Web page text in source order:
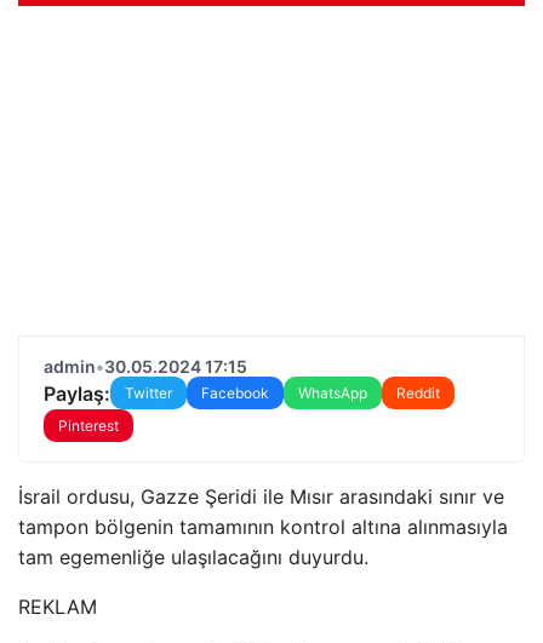
admin•30.05.2024 17:15
Paylaş: Twitter Facebook WhatsApp
Reddit
Pinterest
İsrail ordusu, Gazze Şeridi ile Mısır arasındaki sınır ve
tampon bölgenin tamamının kontrol altına alınmasıyla
tam egemenliğe ulaşılacağını duyurdu.
REKLAM